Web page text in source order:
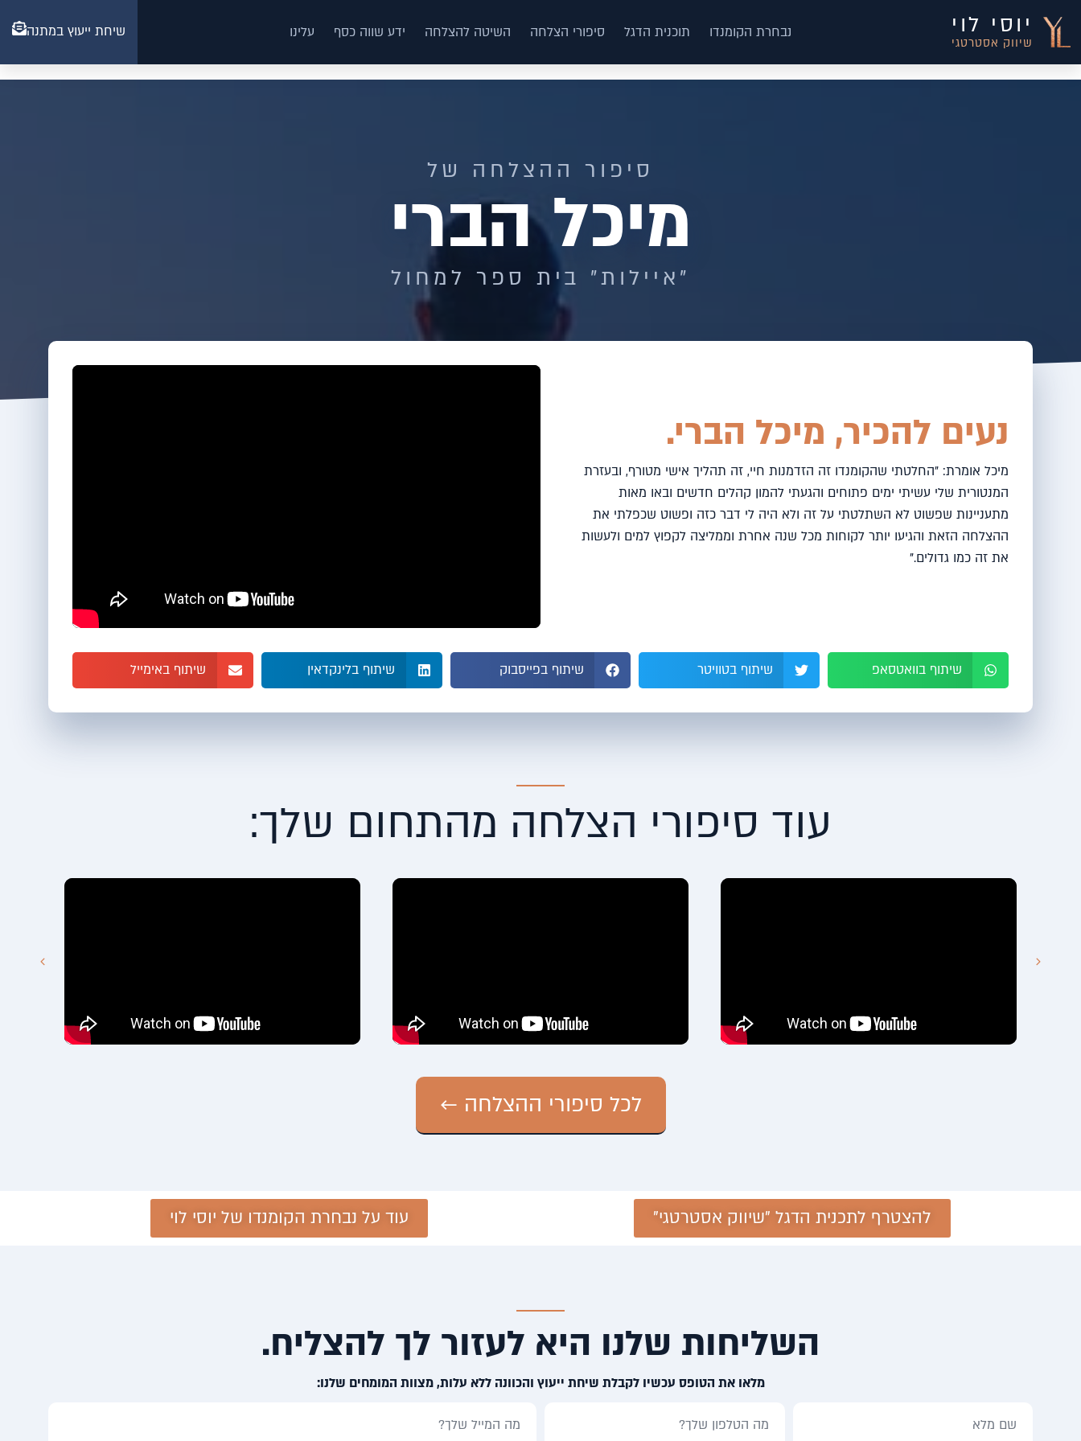
יוסי לוי
שיווק אסטרטגי
נבחרת הקומנדו תוכנית הדגל סיפורי הצלחה השיטה להצלחה ידע שווה כסף עלינו שיחת ייעוץ במתנה
סיפור ההצלחה של
מיכל הברי
"איילות" בית ספר למחול
נעים להכיר, מיכל הברי.
מיכל אומרת: "החלטתי שהקומנדו זה הזדמנות חיי, זה תהליך אישי מטורף, ובעזרת
המנטורית שלי עשיתי ימים פתוחים והגעתי להמון קהלים חדשים ובאו מאות
מתעניינות שפשוט לא השתלטתי על זה ולא היה לי דבר כזה ופשוט שכפלתי את
ההצלחה הזאת והגיעו יותר לקוחות מכל שנה אחרת וממליצה לקפוץ למים ולעשות
את זה כמו גדולים."
שיתוף בוואטסאפ שיתוף בטוויטר שיתוף בפייסבוק שיתוף בלינקדאין שיתוף באימייל
עוד סיפורי הצלחה מהתחום שלך:
לכל סיפורי ההצלחה ←
להצטרף לתכנית הדגל "שיווק אסטרטגי" עוד על נבחרת הקומנדו של יוסי לוי
השליחות שלנו היא לעזור לך להצליח.
מלאו את הטופס עכשיו לקבלת שיחת ייעוץ והכוונה ללא עלות, מצוות המומחים שלנו: